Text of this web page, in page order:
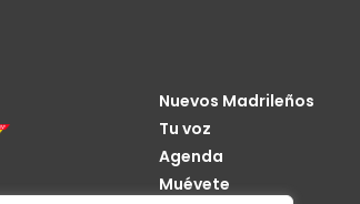
Nuevos Madrileños
Tu voz
Agenda
Muévete